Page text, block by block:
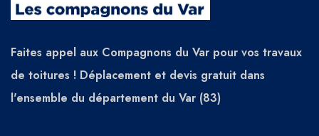
Faites appel aux Compagnons du Var pour vos travaux
de toitures ! Déplacement et devis gratuit dans
l'ensemble du département du Var (83)